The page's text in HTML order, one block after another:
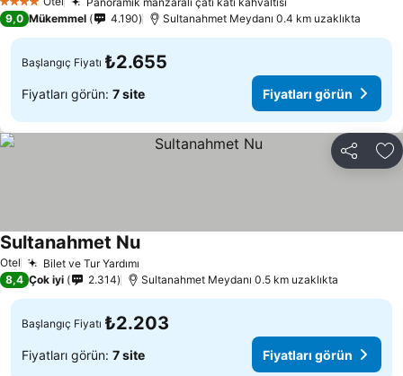
4 Yıldız
9,0 Mükemmel 4.190 Sultanahmet Meydanı 0.4 km uzaklıkta
Başlangıç Fiyatı ₺2.655
Fiyatları görün: 7 site Fiyatları görün
Paylaş
Otel Bilet ve Tur Yardımı
Sultanahmet NuFiyatları görün
8,4 Çok iyi 2.314 Sultanahmet Meydanı 0.5 km uzaklıkta
Başlangıç Fiyatı ₺2.203
Fiyatları görün: 7 site Fiyatları görün